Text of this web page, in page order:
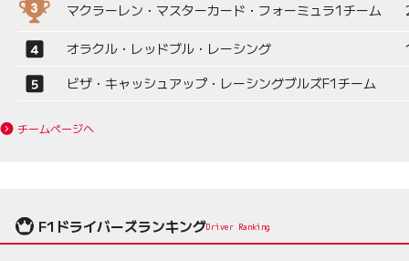
マクラーレン・マスターカード・フォーミュラ1チーム
オラクル・レッドブル・レーシング
ビザ・キャッシュアップ・レーシングブルズF1チーム
チームページへ
F1ドライバーズランキングDriver Ranking